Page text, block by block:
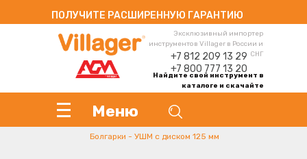
ПОЛУЧИТЕ РАСШИРЕННУЮ ГАРАНТИЮ
Эксклюзивный импортер
инструментов Villager в России и
СНГ
Найдите свой инструмент в
каталоге и скачайте
+7 812 209 13 29
+7 800 777 13 20
Меню
Болгарки - УШМ с диском 125 мм